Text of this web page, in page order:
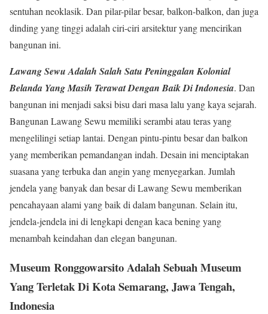
sentuhan neoklasik. Dan pilar-pilar besar, balkon-balkon, dan juga
dinding yang tinggi adalah ciri-ciri arsitektur yang mencirikan
bangunan ini.
Lawang Sewu Adalah Salah Satu Peninggalan Kolonial
Belanda Yang Masih Terawat Dengan Baik Di Indonesia. Dan
bangunan ini menjadi saksi bisu dari masa lalu yang kaya sejarah.
Bangunan Lawang Sewu memiliki serambi atau teras yang
mengelilingi setiap lantai. Dengan pintu-pintu besar dan balkon
yang memberikan pemandangan indah. Desain ini menciptakan
suasana yang terbuka dan angin yang menyegarkan. Jumlah
jendela yang banyak dan besar di Lawang Sewu memberikan
pencahayaan alami yang baik di dalam bangunan. Selain itu,
jendela-jendela ini di lengkapi dengan kaca bening yang
menambah keindahan dan elegan bangunan.
Museum Ronggowarsito Adalah Sebuah Museum
Yang Terletak Di Kota Semarang, Jawa Tengah,
Indonesia